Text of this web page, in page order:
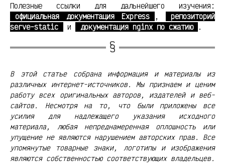
Полезные ссылки для дальнейшего изучения:
официальная документация Express
,
репозиторий
serve-static
и документация nginx по сжатию .
В этой статье собрана информация и материалы из
различных интернет-источников. Мы признаем и ценим
работу всех оригинальных авторов, издателей и веб-
сайтов. Несмотря на то, что были приложены все
усилия для надлежащего указания исходного
материала, любая непреднамеренная оплошность или
упущение не являются нарушением авторских прав. Все
упомянутые товарные знаки, логотипы и изображения
являются собственностью соответствующих владельцев.